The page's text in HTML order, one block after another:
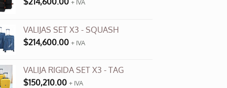
+ IVA
VALIJAS SET X3 - SQUASH
$214,600.00 + IVA
VALIJA RIGIDA SET X3 - TAG
$150,210.00 + IVA